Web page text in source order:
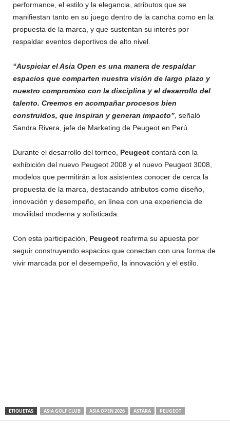
performance, el estilo y la elegancia, atributos que se
manifiestan tanto en su juego dentro de la cancha como en la
propuesta de la marca, y que sustentan su interés por
respaldar eventos deportivos de alto nivel.
“Auspiciar el Asia Open es una manera de respaldar
espacios que comparten nuestra visión de largo plazo y
nuestro compromiso con la disciplina y el desarrollo del
talento. Creemos en acompañar procesos bien
construidos, que inspiran y generan impacto”, señaló
Sandra Rivera, jefe de Marketing de Peugeot en Perú.
Durante el desarrollo del torneo, Peugeot contará con la
exhibición del nuevo Peugeot 2008 y el nuevo Peugeot 3008,
modelos que permitirán a los asistentes conocer de cerca la
propuesta de la marca, destacando atributos como diseño,
innovación y desempeño, en línea con una experiencia de
movilidad moderna y sofisticada.
Con esta participación, Peugeot reafirma su apuesta por
seguir construyendo espacios que conectan con una forma de
vivir marcada por el desempeño, la innovación y el estilo.
ETIQUETAS ASIA GOLF CLUB ASIA OPEN 2026 ASTARA PEUGEOT